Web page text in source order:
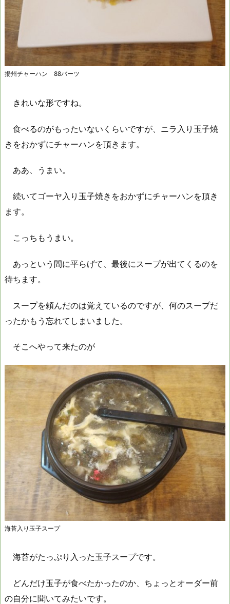
揚州チャーハン 88バーツ
きれいな形ですね。
食べるのがもったいないくらいですが、ニラ入り玉子焼
きをおかずにチャーハンを頂きます。
ああ、うまい。
続いてゴーヤ入り玉子焼きをおかずにチャーハンを頂き
ます。
こっちもうまい。
あっという間に平らげて、最後にスープが出てくるのを
待ちます。
スープを頼んだのは覚えているのですが、何のスープだ
ったかもう忘れてしまいました。
そこへやって来たのが
海苔入り玉子スープ
海苔がたっぷり入った玉子スープです。
どんだけ玉子が食べたかったのか、ちょっとオーダー前
の自分に聞いてみたいです。